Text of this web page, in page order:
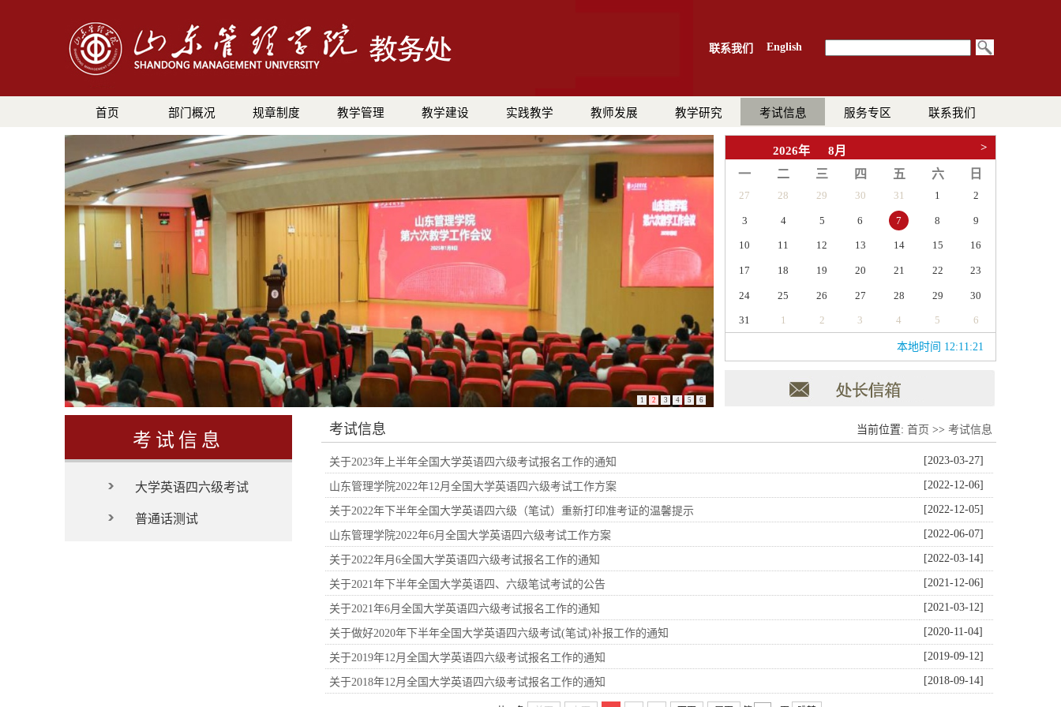
联系我们 English
首页 部门概况 规章制度 教学管理 教学建设 实践教学 教师发展 教学研究 考试信息 服务专区 联系我们
1 2 3 4 5 6
2026年 8月 >
一 二 三 四 五 六 日
27 28 29 30 31 1 2
3 4 5 6 7 8 9
10 11 12 13 14 15 16
17 18 19 20 21 22 23
24 25 26 27 28 29 30
31 1 2 3 4 5 6
本地时间 12:11:22
考试信息
大学英语四六级考试
普通话测试
考试信息 当前位置: 首页 >> 考试信息
关于2023年上半年全国大学英语四六级考试报名工作的通知 [2023-03-27]
山东管理学院2022年12月全国大学英语四六级考试工作方案 [2022-12-06]
关于2022年下半年全国大学英语四六级（笔试）重新打印准考证的温馨提示 [2022-12-05]
山东管理学院2022年6月全国大学英语四六级考试工作方案 [2022-06-07]
关于2022年月6全国大学英语四六级考试报名工作的通知 [2022-03-14]
关于2021年下半年全国大学英语四、六级笔试考试的公告 [2021-12-06]
关于2021年6月全国大学英语四六级考试报名工作的通知 [2021-03-12]
关于做好2020年下半年全国大学英语四六级考试(笔试)补报工作的通知 [2020-11-04]
关于2019年12月全国大学英语四六级考试报名工作的通知 [2019-09-12]
关于2018年12月全国大学英语四六级考试报名工作的通知 [2018-09-14]